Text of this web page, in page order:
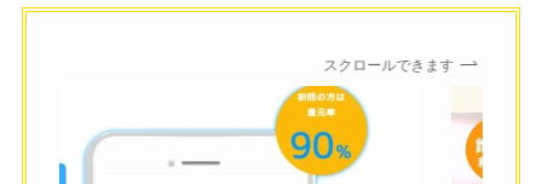
スクロールできます